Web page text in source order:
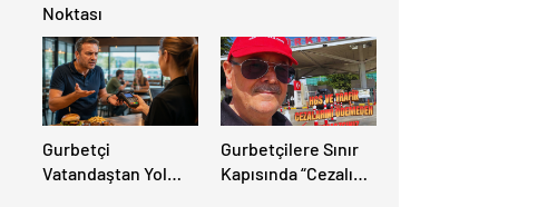
Noktası
Gurbetçi
Vatandaştan Yol
Gurbetçilere Sınır
Kapısında “Cezalı